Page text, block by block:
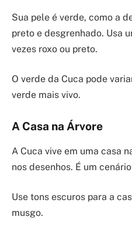
Sua pele é verde, como a
preto e desgrenhado. Usa
vezes roxo ou preto.
O verde da Cuca pode
verde mais vivo.
A Casa na Árvore
A Cuca vive em uma casa
nos desenhos. É um
Use tons escuros para a
musgo.